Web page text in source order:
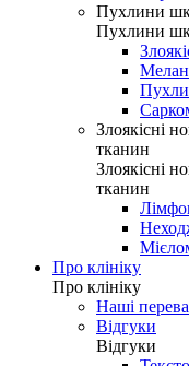
Пухлини
Пухлини
Злоякісні
тканин
Злоякісні
тканин
Про клініку
Про клініку
Наші
Відгуки
Відгуки